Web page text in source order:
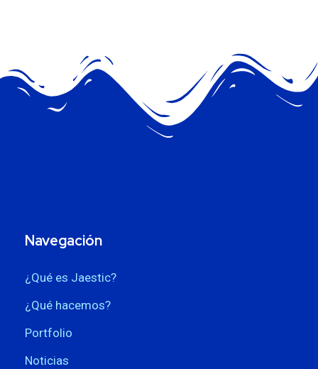
Navegación
¿Qué es Jaestic?
¿Qué hacemos?
Portfolio
Noticias